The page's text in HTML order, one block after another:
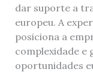
dar suporte a
europeu. A
posiciona a
complexidade e
oportunidades